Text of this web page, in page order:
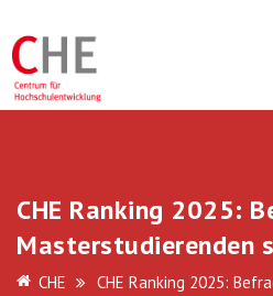
CHE Ranking 2025:
Masterstudierenden
CHE
CHE Ranking 2025: